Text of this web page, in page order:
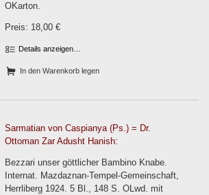
OKarton.
Preis: 18,00 €
Details anzeigen…
In den Warenkorb legen
Sarmatian von Caspianya (Ps.) = Dr.
Ottoman Zar Adusht Hanish:
Bezzari unser göttlicher Bambino Knabe.
Internat. Mazdaznan-Tempel-Gemeinschaft,
Herrliberg 1924. 5 Bl., 148 S. OLwd. mit